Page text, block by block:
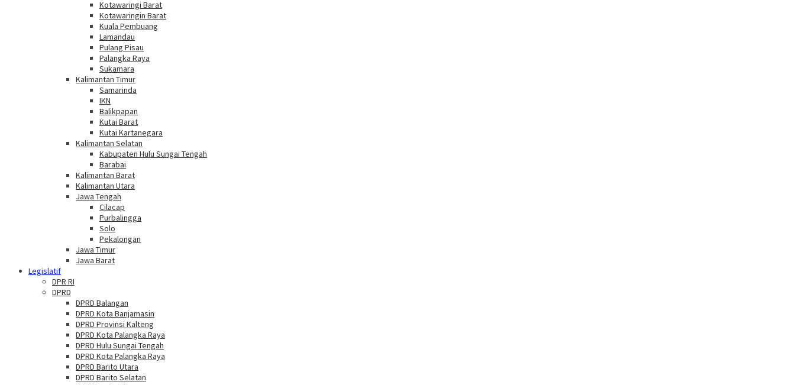
Kotawaringi Barat
Kotawaringin Barat
Kuala Pembuang
Lamandau
Pulang Pisau
Palangka Raya
Sukamara
Kalimantan Timur
Samarinda
IKN
Balikpapan
Kutai Barat
Kutai Kartanegara
Kalimantan Selatan
Kabupaten Hulu Sungai Tengah
Barabai
Kalimantan Barat
Kalimantan Utara
Jawa Tengah
Cilacap
Purbalingga
Solo
Pekalongan
Jawa Timur
Jawa Barat
Legislatif
DPR RI
DPRD
DPRD Balangan
DPRD Kota Banjamasin
DPRD Provinsi Kalteng
DPRD Kota Palangka Raya
DPRD Hulu Sungai Tengah
DPRD Kota Palangka Raya
DPRD Barito Utara
DPRD Barito Selatan